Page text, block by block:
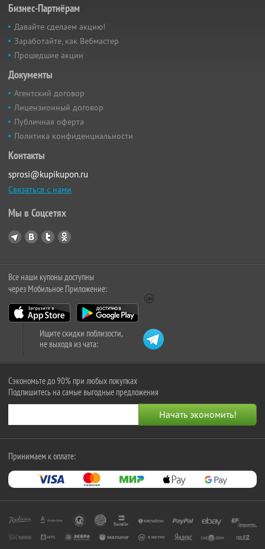
Бизнес-Партнёрам
Давайте сделаем акцию!
Заработайте, как Вебмастер
Прошедшие акции
Документы
Агентский договор
Лицензионный договор
Публичная оферта
Политика конфиденциальности
Контакты
sprosi@kupikupon.ru
Связаться с нами
Мы в Соцсетях
Все наши купоны доступны
через Мобильное Приложение:
Ищите скидки поблизости,
не выходя из чата:
Сэкономьте до 90% при любых покупках
Подпишитесь на самые выгодные предложения
Принимаем к оплате: